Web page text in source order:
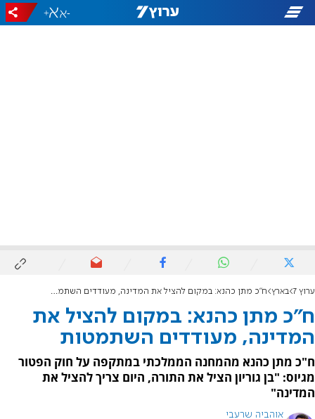
-
+
ערוץ 7 בארץ ח"כ מתן כהנא: במקום להציל את המדינה, מעודדים השתמטות
ח"כ מתן כהנא: במקום להציל את
המדינה, מעודדים השתמטות
ח"כ מתן כהנא מהמחנה הממלכתי במתקפה על חוק הפטור
מגיוס: "בן גוריון הציל את התורה, היום צריך להציל את
המדינה"
אוהביה שרעבי